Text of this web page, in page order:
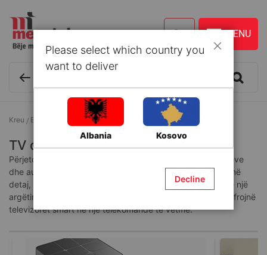
Kreu Elektroshtëpiake TV dhe Audio
TV dhe Audio
Përjetoni eksperienca unike me risitë e fundit te televizorëve
dhe audiove. Shijoni ngjyra perfekte, pamje të qartë deri në
detaj, audio të pastër që do e kthejnë kohën tuaj të lirë në një
argëtim të vërtetë. Zbuloni mundësitë e pafundme që ju ofrojnë
televizorët smart në një telekomandë të vetme.
Please select which country you
want to deliver
Albania Kosovo
Decline